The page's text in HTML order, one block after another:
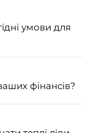
умови для
фінансів?